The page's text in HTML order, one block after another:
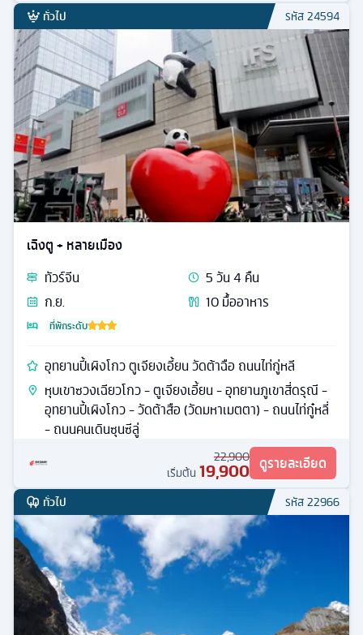
ทั่วไป รหัส24594
เฉิงตู + หลายเมือง
ทัวร์จีน 5วัน4 คืน
ก.ย.
10มื้ออาหาร
ที่พักระดับ
อุทยานปี้เผิงโกว ตูเจียงเอี้ยน วัดต้าฉือ ถนนไท่กู่หลี
หุบเขาซวงเฉียวโกว - ตูเจียงเอี้ยน - อุทยานภูเขาสี่ดรุณี -
อุทยานปี้เผิงโกว - วัดต้าสือ (วัดมหาเมตตา) - ถนนไท่กู๋หลี่
- ถนนคนเดินซุนซีลู่
22,900
เริ่มต้น 19,900 ดูรายละเอียด
ทั่วไป รหัส22966